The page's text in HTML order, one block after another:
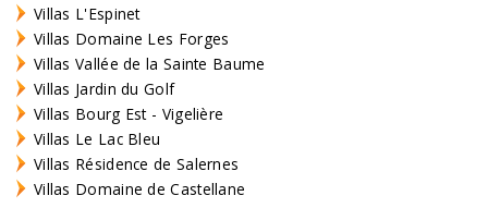
Villas L'Espinet
Villas Domaine Les Forges
Villas Vallée de la Sainte Baume
Villas Jardin du Golf
Villas Bourg Est - Vigelière
Villas Le Lac Bleu
Villas Résidence de Salernes
Villas Domaine de Castellane